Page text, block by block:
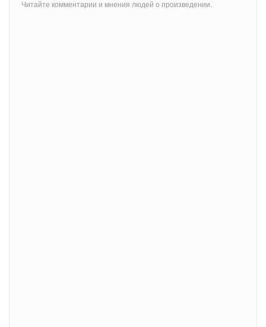
Читайте комментарии и мнения людей о произведении.